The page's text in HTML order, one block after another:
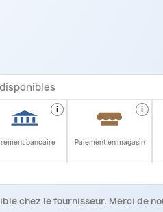
i
bancaire
i
Paiement en magasin
chez le fournisseur. Merci de